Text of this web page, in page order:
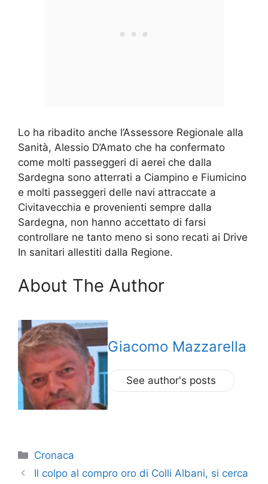
Lo ha ribadito anche l’Assessore Regionale alla
Sanità, Alessio D’Amato che ha confermato
come molti passeggeri di aerei che dalla
Sardegna sono atterrati a Ciampino e Fiumicino
e molti passeggeri delle navi attraccate a
Civitavecchia e provenienti sempre dalla
Sardegna, non hanno accettato di farsi
controllare ne tanto meno si sono recati ai Drive
In sanitari allestiti dalla Regione.
About The Author
Giacomo Mazzarella
See author's posts
Categorie
Cronaca
Il colpo al compro oro di Colli Albani, si cerca